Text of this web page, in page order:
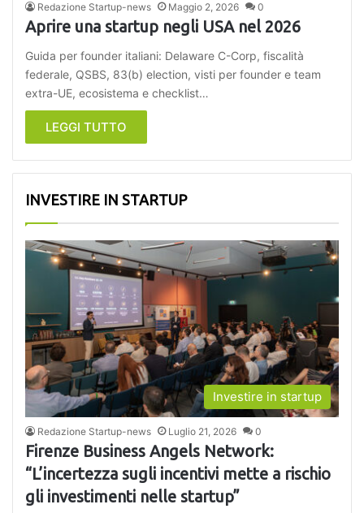
Redazione Startup-news Maggio 2, 2026 0
Aprire una startup negli USA nel 2026
Guida per founder italiani: Delaware C-Corp, fiscalità
federale, QSBS, 83(b) election, visti per founder e team
extra-UE, ecosistema e checklist…
LEGGI TUTTO
INVESTIRE IN STARTUP
Investire in startup
Redazione Startup-news Luglio 21, 2026 0
Firenze Business Angels Network:
“L’incertezza sugli incentivi mette a rischio
gli investimenti nelle startup”